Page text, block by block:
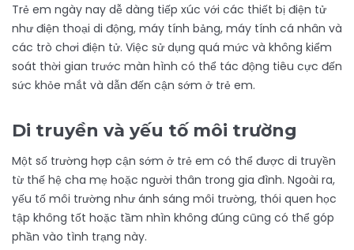
Trẻ em ngày nay dễ dàng tiếp xúc với các thiết bị điện tử
như điện thoại di động, máy tính bảng, máy tính cá nhân và
các trò chơi điện tử. Việc sử dụng quá mức và không kiểm
soát thời gian trước màn hình có thể tác động tiêu cực đến
sức khỏe mắt và dẫn đến cận sớm ở trẻ em.
Di truyền và yếu tố môi trường
Một số trường hợp cận sớm ở trẻ em có thể được di truyền
từ thế hệ cha mẹ hoặc người thân trong gia đình. Ngoài ra,
yếu tố môi trường như ánh sáng môi trường, thói quen học
tập không tốt hoặc tầm nhìn không đúng cũng có thể góp
phần vào tình trạng này.